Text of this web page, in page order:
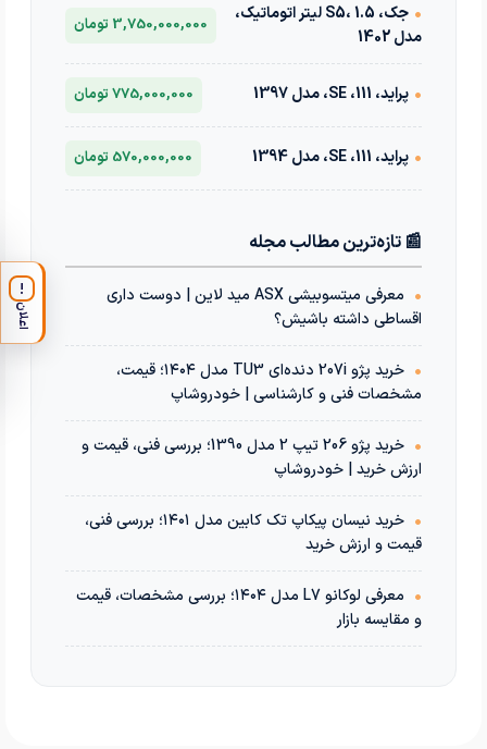
•
جک، S5، 1.5 لیتر اتوماتیک،
مدل 1402
3,750,000,000 تومان
• پراید، 111، SE، مدل 1397 775,000,000 تومان
• پراید، 111، SE، مدل 1394 570,000,000 تومان
📰 تازه‌ترین مطالب مجله
•
معرفی میتسوبیشی ASX مید لاین | دوست داری
اقساطی داشته باشیش؟
•
خرید پژو 207i دنده‌ای TU3 مدل ۱۴۰۴؛ قیمت،
مشخصات فنی و کارشناسی | خودروشاپ
•
خرید پژو 206 تیپ 2 مدل 1390؛ بررسی فنی، قیمت و
ارزش خرید | خودروشاپ
•
خرید نیسان پیکاپ تک کابین مدل ۱۴۰۱؛ بررسی فنی،
قیمت و ارزش خرید
•
معرفی لوکانو L7 مدل ۱۴۰۴؛ بررسی مشخصات، قیمت
و مقایسه بازار
!
اعلان